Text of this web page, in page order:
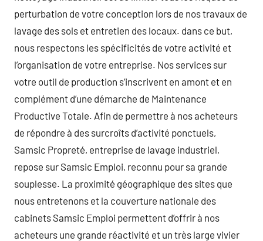
perturbation de votre conception lors de nos travaux de
lavage des sols et entretien des locaux. dans ce but,
nous respectons les spécificités de votre activité et
l’organisation de votre entreprise. Nos services sur
votre outil de production s’inscrivent en amont et en
complément d’une démarche de Maintenance
Productive Totale. Afin de permettre à nos acheteurs
de répondre à des surcroîts d’activité ponctuels,
Samsic Propreté, entreprise de lavage industriel,
repose sur Samsic Emploi, reconnu pour sa grande
souplesse. La proximité géographique des sites que
nous entretenons et la couverture nationale des
cabinets Samsic Emploi permettent d’offrir à nos
acheteurs une grande réactivité et un très large vivier